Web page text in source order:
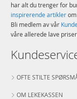
har alt du trenger for
inspirerende artikler
Bli medlem av vår
våre allerede lave
OFTE STILTE
OM LEKEKASSEN